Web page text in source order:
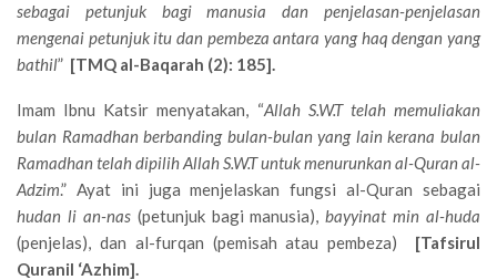
sebagai petunjuk bagi manusia dan penjelasan-penjelasan
mengenai petunjuk itu dan pembeza antara yang haq dengan yang
bathil” [TMQ al-Baqarah (2): 185].
Imam Ibnu Katsir menyatakan, “Allah S.W.T telah memuliakan
bulan Ramadhan berbanding bulan-bulan yang lain kerana bulan
Ramadhan telah dipilih Allah S.W.T untuk menurunkan al-Quran al-
Adzim.” Ayat ini juga menjelaskan fungsi al-Quran sebagai
hudan li an-nas(petunjuk bagi manusia), bayyinat min al-huda
(penjelas), dan al-furqan (pemisah atau pembeza) [Tafsirul
Quranil ‘Azhim].